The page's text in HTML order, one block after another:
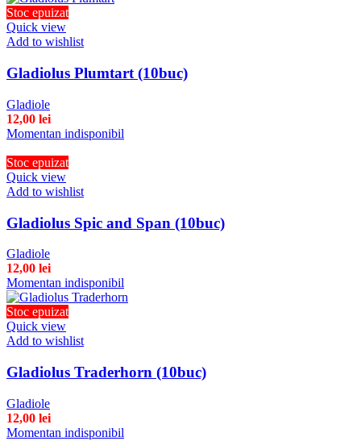
Stoc epuizat
Quick view
Add to wishlist
Gladiolus Plumtart (10buc)
Gladiole
12,00 lei
Momentan indisponibil
Stoc epuizat
Quick view
Add to wishlist
Gladiolus Spic and Span (10buc)
Gladiole
12,00 lei
Momentan indisponibil
Stoc epuizat
Quick view
Add to wishlist
Gladiolus Traderhorn (10buc)
Gladiole
12,00 lei
Momentan indisponibil